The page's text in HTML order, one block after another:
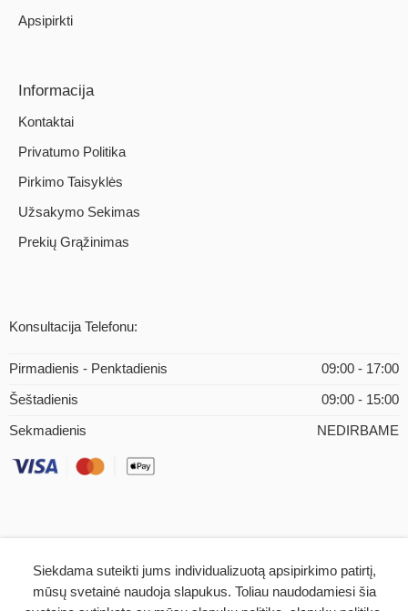
Apsipirkti
Informacija
Kontaktai
Privatumo Politika
Pirkimo Taisyklės
Užsakymo Sekimas
Prekių Grąžinimas
Konsultacija Telefonu:
Pirmadienis - Penktadienis 09:00 - 17:00
Šeštadienis 09:00 - 15:00
Sekmadienis NEDIRBAME
© 2026 – iMEDICAL.LT | Visos teisės saugomos
Siekdama suteikti jums individualizuotą apsipirkimo patirtį,
mūsų svetainė naudoja slapukus. Toliau naudodamiesi šia